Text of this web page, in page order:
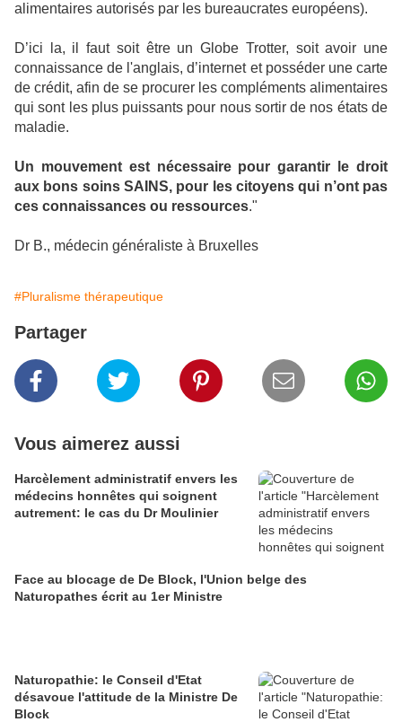
alimentaires autorisés par les bureaucrates européens).
D’ici la, il faut soit être un Globe Trotter, soit avoir une
connaissance de l'anglais, d’internet et posséder une carte
de crédit, afin de se procurer les compléments alimentaires
qui sont les plus puissants pour nous sortir de nos états de
maladie.
Un mouvement est nécessaire pour garantir le droit
aux bons soins SAINS, pour les citoyens qui n’ont pas
ces connaissances ou ressources."
Dr B., médecin généraliste à Bruxelles
#Pluralisme thérapeutique
Partager
Vous aimerez aussi
Harcèlement administratif envers les
médecins honnêtes qui soignent
autrement: le cas du Dr Moulinier
Face au blocage de De Block, l'Union belge des
Naturopathes écrit au 1er Ministre
Naturopathie: le Conseil d'Etat
désavoue l'attitude de la Ministre De
Block